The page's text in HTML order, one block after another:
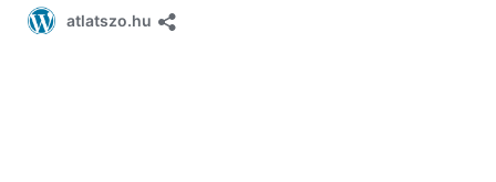
atlatszo.hu